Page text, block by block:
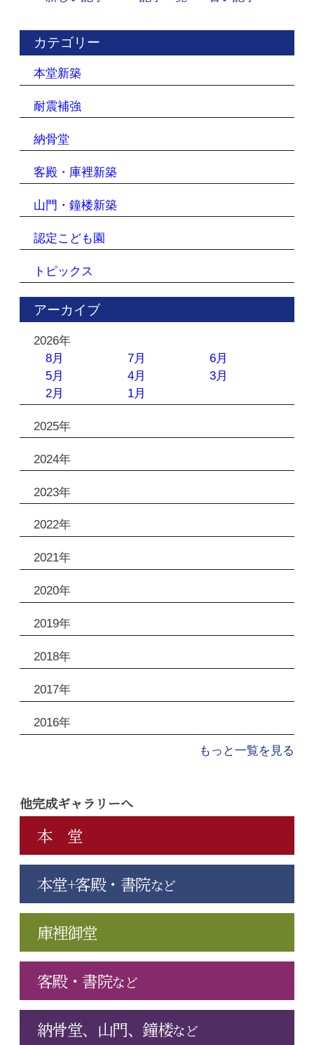
カテゴリー
本堂新築
耐震補強
納骨堂
客殿・庫裡新築
山門・鐘楼新築
認定こども園
トピックス
アーカイブ
2026年
8月
7月
6月
5月
4月
3月
2月
1月
2025年
2024年
2023年
2022年
2021年
2020年
2019年
2018年
2017年
2016年
もっと一覧を見る
他完成ギャラリーへ
本 堂
本堂+客殿・書院など
庫裡御堂
客殿・書院など
納骨堂、山門、鐘楼など